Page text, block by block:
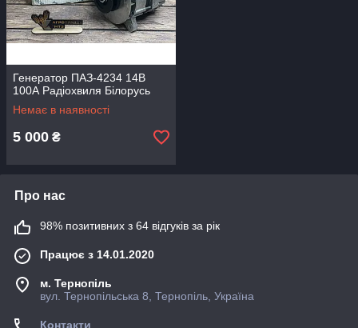
Генератор ПАЗ-4234 14B
100А Радіохвиля Білорусь
Немає в наявності
5 000 ₴
Про нас
98% позитивних з 64 відгуків за рік
Працює з 14.01.2020
м. Тернопіль
вул. Тернопільська 8, Тернопіль, Україна
Контакти